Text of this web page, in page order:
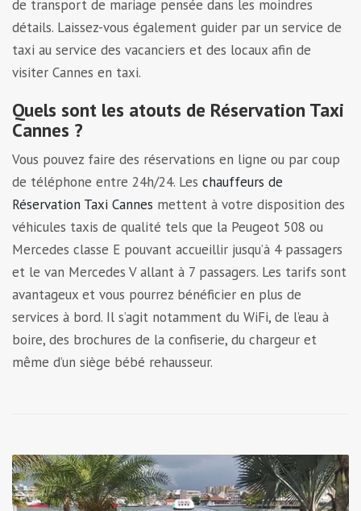
de transport de mariage pensée dans les moindres
détails. Laissez-vous également guider par un service de
taxi au service des vacanciers et des locaux afin de
visiter Cannes en taxi.
Quels sont les atouts de Réservation Taxi
Cannes ?
Vous pouvez faire des réservations en ligne ou par coup
de téléphone entre 24h/24. Les chauffeurs de
Réservation Taxi Cannes mettent à votre disposition des
véhicules taxis de qualité tels que la Peugeot 508 ou
Mercedes classe E pouvant accueillir jusqu’à 4 passagers
et le van Mercedes V allant à 7 passagers. Les tarifs sont
avantageux et vous pourrez bénéficier en plus de
services à bord. Il s’agit notamment du WiFi, de l’eau à
boire, des brochures de la confiserie, du chargeur et
même d’un siège bébé rehausseur.